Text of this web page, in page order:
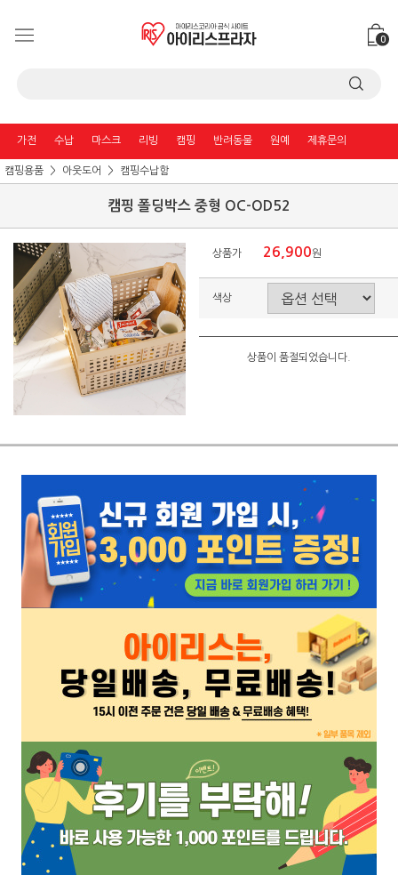
0
가전 수납 마스크 리빙 캠핑 반려동물 원예 제휴문의
캠핑용품 아웃도어 캠핑수납함
캠핑 폴딩박스 중형 OC-OD52
상품가 26,900원
색상
상품이 품절되었습니다.